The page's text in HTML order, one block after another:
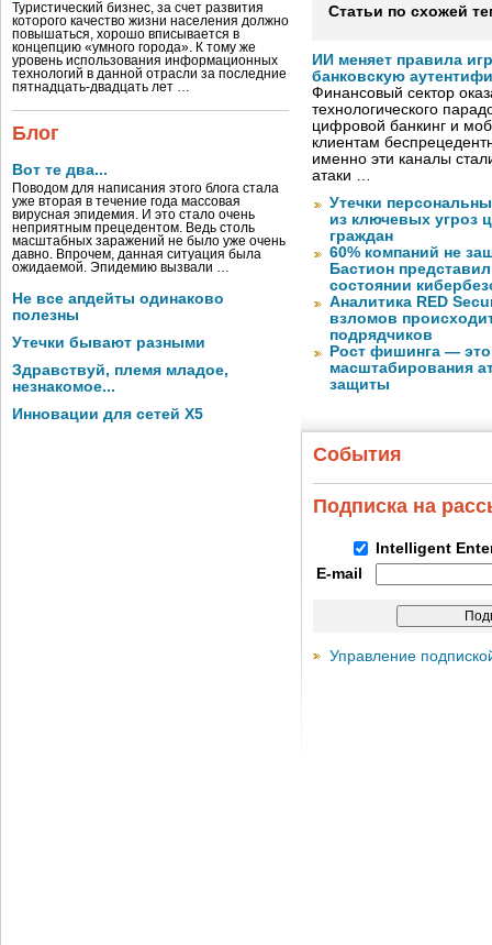
Туристический бизнес, за счет развития
которого качество жизни населения должно
повышаться, хорошо вписывается в
концепцию «умного города». К тому же
уровень использования информационных
технологий в данной отрасли за последние
пятнадцать-двадцать лет …
Блог
Вот те два...
Поводом для написания этого блога стала
уже вторая в течение года массовая
вирусная эпидемия. И это стало очень
неприятным прецедентом. Ведь столь
масштабных заражений не было уже очень
давно. Впрочем, данная ситуация была
ожидаемой. Эпидемию вызвали …
Не все апдейты одинаково
полезны
Утечки бывают разными
Здравствуй, племя младое,
незнакомое...
Инновации для сетей X5
Статьи по схожей
ИИ меняет правила
банковскую
Финансовый сектор
технологического
цифровой банкинг и
клиентам
именно эти каналы
атаки …
Утечки
из ключевых угроз
граждан
60% компаний не
Бастион
состоянии
Аналитика RED
взломов
подрядчиков
Рост фишинга —
масштабирования
защиты
События
Подписка на
Intelligent
E-mail
Управление